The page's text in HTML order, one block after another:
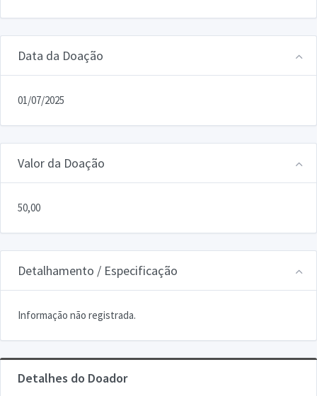
Data da Doação
01/07/2025
Valor da Doação
50,00
Detalhamento / Especificação
Informação não registrada.
Detalhes do Doador